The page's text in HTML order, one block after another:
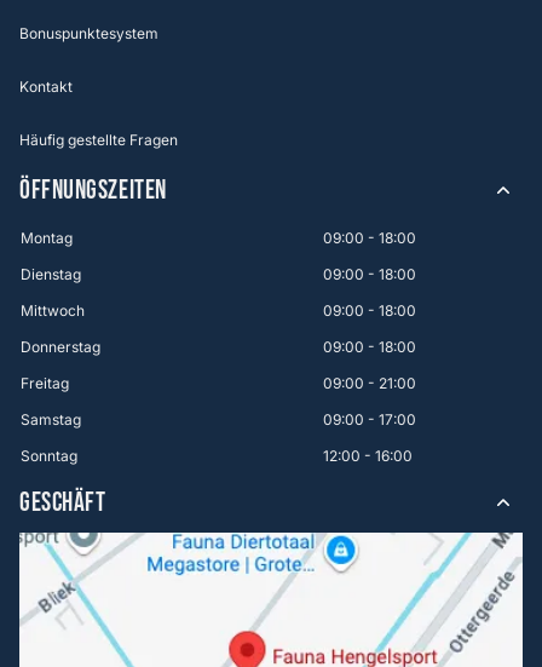
Bonuspunktesystem
Kontakt
Häufig gestellte Fragen
ÖFFNUNGSZEITEN
Montag
09:00 - 18:00
Dienstag
09:00 - 18:00
Mittwoch
09:00 - 18:00
Donnerstag
09:00 - 18:00
Freitag
09:00 - 21:00
Samstag
09:00 - 17:00
Sonntag
12:00 - 16:00
GESCHÄFT